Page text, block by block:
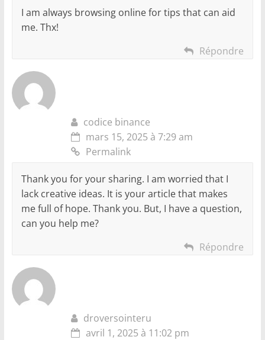
I am always browsing online for tips that can aid
me. Thx!
Répondre
codice binance
mars 15, 2025 à 7:29 am
Permalink
Thank you for your sharing. I am worried that I
lack creative ideas. It is your article that makes
me full of hope. Thank you. But, I have a question,
can you help me?
Répondre
droversointeru
avril 1, 2025 à 11:02 pm